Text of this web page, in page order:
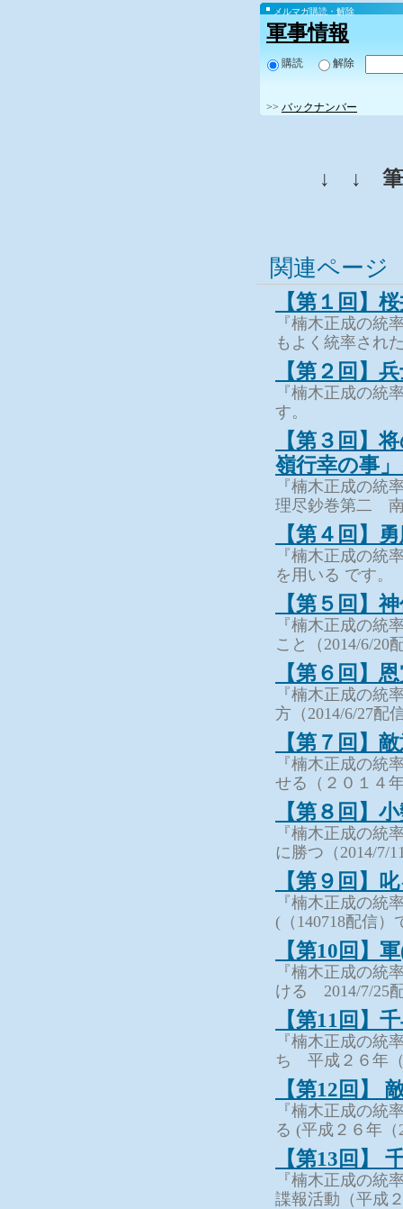
メルマガ購読・解除
軍事情報
購読 解除
>> バックナンバー
↓ ↓ 筆
関連ページ
【第１回】
『楠木正成の統
もよく統率され
【第２回】
『楠木正成の
す。
【第３回】
嶺行幸の事
『楠木正成の統
理尽鈔巻第二 南
【第４回】
『楠木正成の統
を用いる です。
【第５回】
『楠木正成の
こと（2014/6/20
【第６回】
『楠木正成の
方（2014/6/27配
【第７回】
『楠木正成の
せる（２０１４
【第８回】
『楠木正成の
に勝つ（2014/7/
【第９回】
『楠木正成の統
(（140718配信）
【第10回】
『楠木正成の
ける 2014/7/25
【第11回】
『楠木正成の
ち 平成２６年（
【第12回】
『楠木正成の統
る (平成２６年
【第13回】
『楠木正成の
諜報活動（平成